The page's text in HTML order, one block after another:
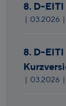
8. D-
| 03.2026
8. D-
| 03.2026